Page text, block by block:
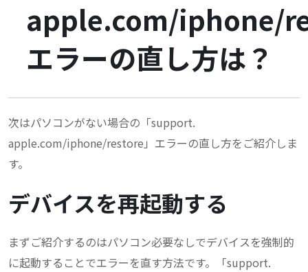
apple.com/iphone/
エラーの直し方は？
次はパソコンがない場合の「support.
apple.com/iphone/restore」エラーの直し方をご紹介しま
す。
デバイスを再起動する
まずご紹介するのはパソコン必要なしでデバイスを強制的
に起動することでエラーを直す方法です。「support.